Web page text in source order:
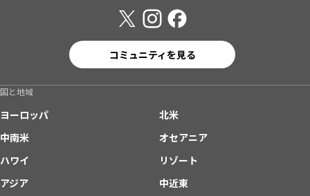
コミュニティを見る
国と地域
ヨーロッパ
北米
中南米
オセアニア
ハワイ
リゾート
アジア
中近東